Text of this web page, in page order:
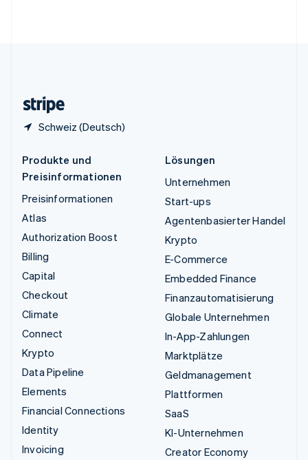
Schweiz (Deutsch)
Produkte und
Preisinformationen
Preisinformationen
Atlas
Authorization Boost
Billing
Capital
Checkout
Climate
Connect
Krypto
Data Pipeline
Elements
Financial Connections
Identity
Invoicing
Lösungen
Unternehmen
Start-ups
Agentenbasierter Handel
Krypto
E-Commerce
Embedded Finance
Finanzautomatisierung
Globale Unternehmen
In-App-Zahlungen
Marktplätze
Geldmanagement
Plattformen
SaaS
KI-Unternehmen
Creator Economy